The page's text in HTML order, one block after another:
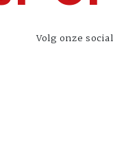
Volg onze